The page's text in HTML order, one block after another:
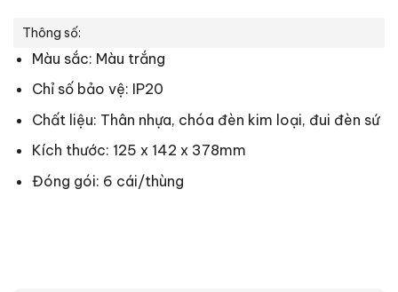
Thông số:
Màu sắc: Màu trắng
Chỉ số bảo vệ: IP20
Chất liệu: Thân nhựa, chóa đèn kim loại, đui đèn sứ
Kích thước: 125 x 142 x 378mm
Đóng gói: 6 cái/thùng